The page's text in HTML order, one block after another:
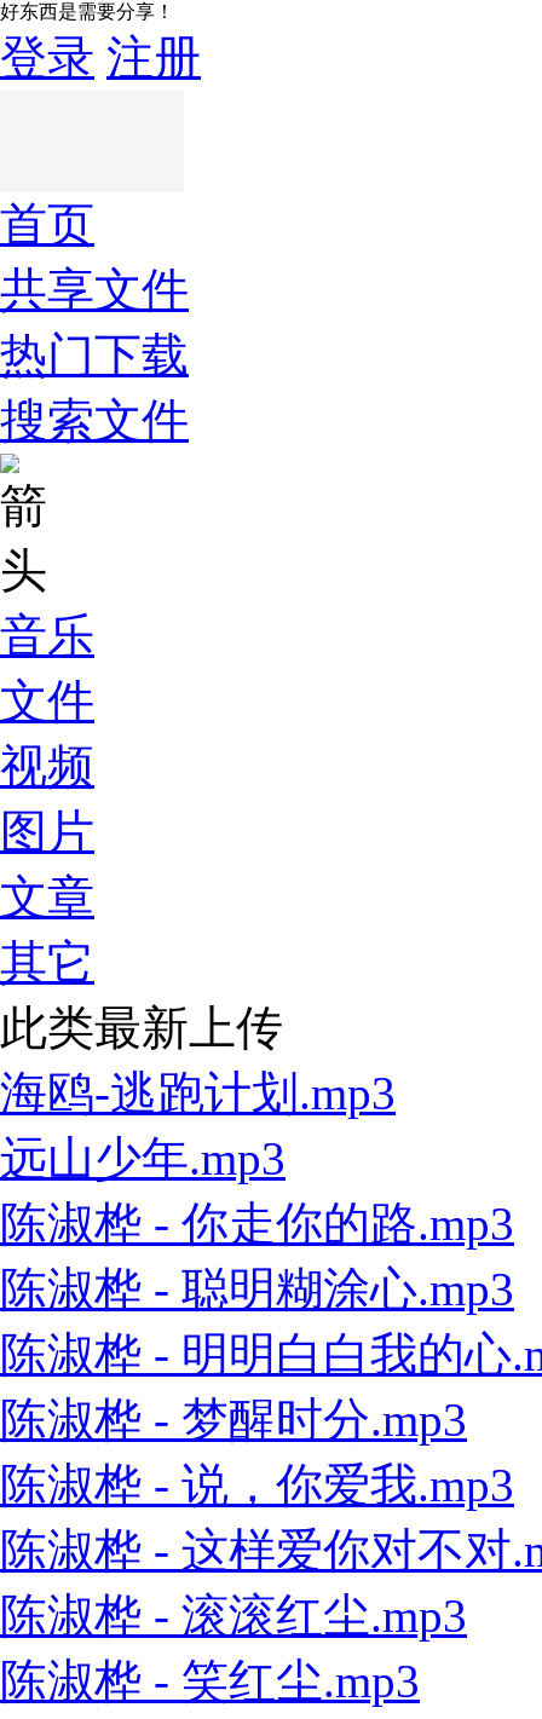
好东西是需要分享！
登录 注册
首页
共享文件
热门下载
搜索文件
音乐
文件
视频
图片
文章
其它
此类最新上传
海鸥-逃跑计划.mp3
远山少年.mp3
陈淑桦 - 你走你的路.mp3
陈淑桦 - 聪明糊涂心.mp3
陈淑桦 - 明明白白我的心
陈淑桦 - 梦醒时分.mp3
陈淑桦 - 说，你爱我.mp3
陈淑桦 - 这样爱你对不对
陈淑桦 - 滚滚红尘.mp3
陈淑桦 - 笑红尘.mp3